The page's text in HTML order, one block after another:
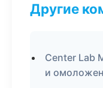
Другие
Center Lab
и